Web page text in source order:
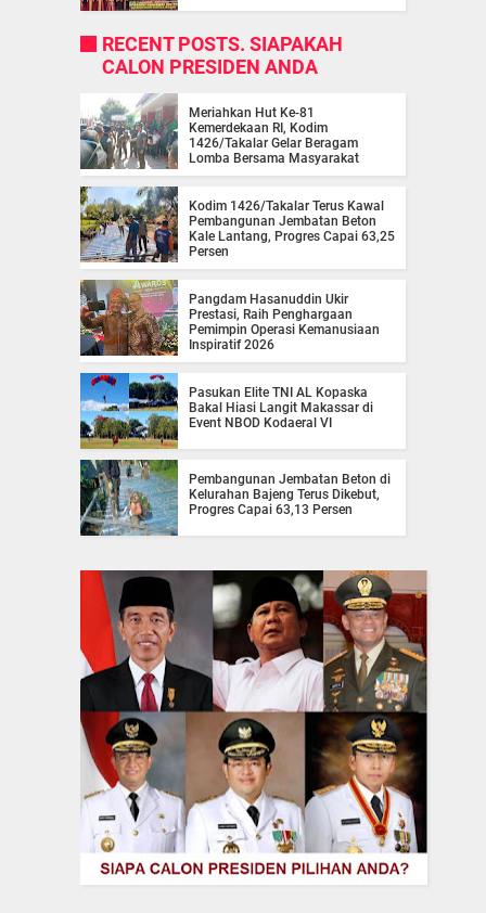
RECENT POSTS. SIAPAKAH
CALON PRESIDEN ANDA
Meriahkan Hut Ke-81
Kemerdekaan RI, Kodim
1426/Takalar Gelar Beragam
Lomba Bersama Masyarakat
Kodim 1426/Takalar Terus Kawal
Pembangunan Jembatan Beton
Kale Lantang, Progres Capai 63,25
Persen
Pangdam Hasanuddin Ukir
Prestasi, Raih Penghargaan
Pemimpin Operasi Kemanusiaan
Inspiratif 2026
Pasukan Elite TNI AL Kopaska
Bakal Hiasi Langit Makassar di
Event NBOD Kodaeral VI
Pembangunan Jembatan Beton di
Kelurahan Bajeng Terus Dikebut,
Progres Capai 63,13 Persen